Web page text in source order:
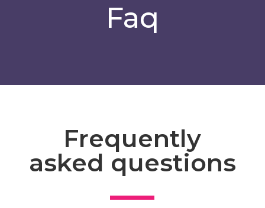
Faq
Frequently
asked questions